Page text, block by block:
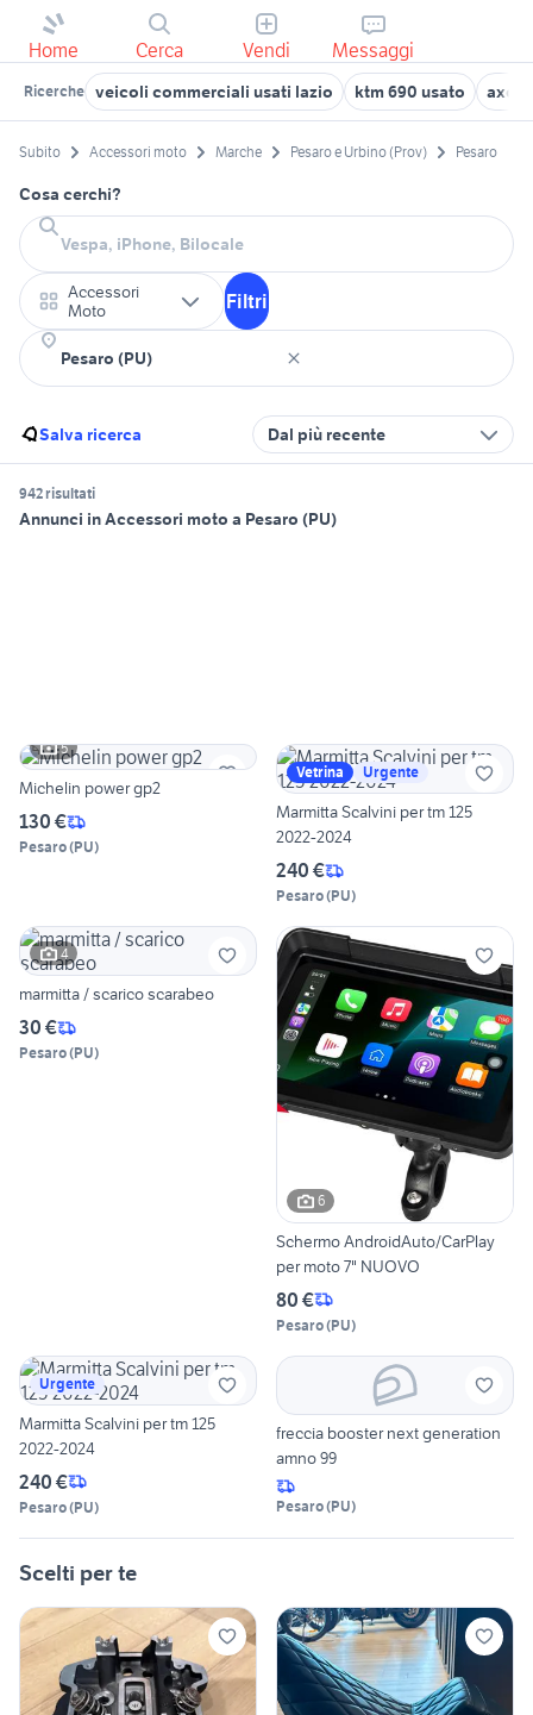
Home Cerca Vendi Messaggi
Ricerche veicoli commerciali usati lazio ktm 690 usato
Subito Accessori moto Marche Pesaro e Urbino (Prov) Pesaro
Cosa cerchi?
Accessori
Moto
Filtri
Salva ricerca Dal più recente
942 risultati
Annunci in Accessori moto a Pesaro (PU)
5
Michelin power gp2
130 €
Pesaro(PU)
Vetrina Urgente
Marmitta Scalvini per tm 125
2022-2024
240 €
Pesaro(PU)
4
marmitta / scarico scarabeo
30 €
Pesaro(PU)
6
Schermo AndroidAuto/CarPlay
per moto 7" NUOVO
80 €
Pesaro(PU)
Urgente
Marmitta Scalvini per tm 125
2022-2024
240 €
Pesaro(PU)
freccia booster next generation
amno 99
Pesaro(PU)
Scelti per te